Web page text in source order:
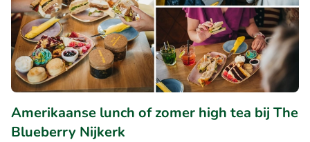
Amerikaanse lunch of zomer high tea bij The
Blueberry Nijkerk